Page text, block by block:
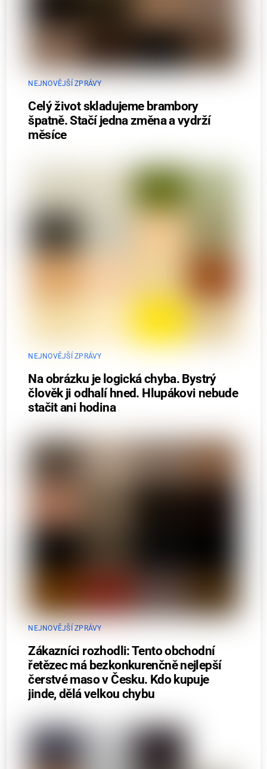
NEJNOVĚJŠÍ ZPRÁVY
Celý život skladujeme brambory
špatně. Stačí jedna změna a vydrží
měsíce
NEJNOVĚJŠÍ ZPRÁVY
Na obrázku je logická chyba. Bystrý
člověk ji odhalí hned. Hlupákovi nebude
stačit ani hodina
NEJNOVĚJŠÍ ZPRÁVY
Zákazníci rozhodli: Tento obchodní
řetězec má bezkonkurenčně nejlepší
čerstvé maso v Česku. Kdo kupuje
jinde, dělá velkou chybu